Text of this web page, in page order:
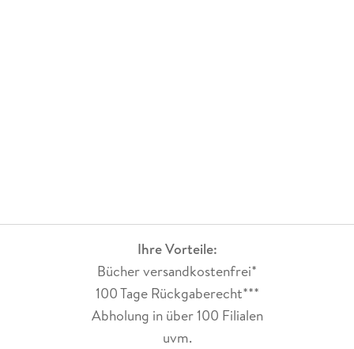
Ihre Vorteile:
Bücher versandkostenfrei*
100 Tage Rückgaberecht***
Abholung in über 100 Filialen
uvm.